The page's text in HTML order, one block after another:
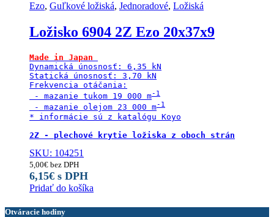
Ezo, Guľkové ložiská, Jednoradové, Ložiská
Ložisko 6904 2Z Ezo 20x37x9
Made in Japan
Dynamická únosnosť: 6,35 kN
Statická únosnosť: 3,70 kN
Frekvencia otáčania:
- mazanie tukom 19 000 m
- mazanie olejom 23 000 m
* informácie sú z katalógu Koyo
2Z - plechové krytie ložiska z oboch strán
SKU: 104251
5,00€ bez DPH
6,15€ s DPH
Pridať do košíka
Otváracie hodiny